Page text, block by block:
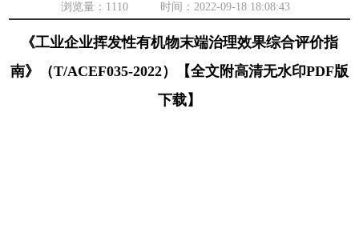
浏览量： 1110 时间：2022-09-18 18:08:43
《工业企业挥发性有机物末端治理效果综合评价指
南》（T/ACEF035-2022）【全文附高清无水印PDF版
下载】